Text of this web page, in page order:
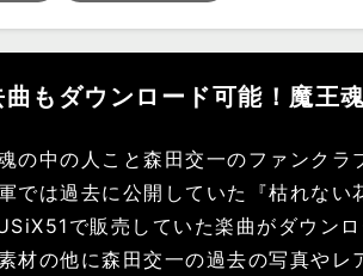
曲もダウンロード可能！魔王
の中の人こと森田交一のファンクラ
では過去に公開していた『枯れな
で販売していた楽曲がダウン
材の他に森田交一の過去の写真や